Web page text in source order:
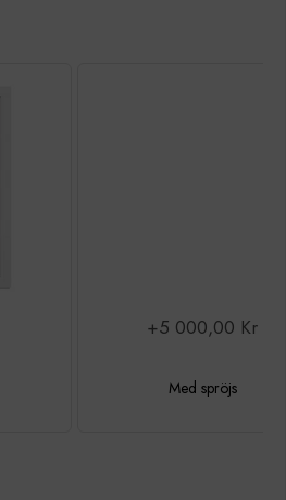
Med spröjs
+5 000,00 Kr